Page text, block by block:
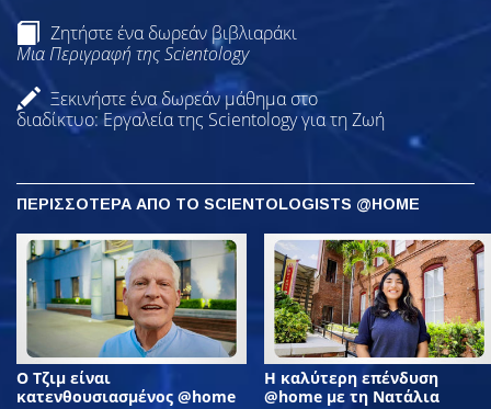
Ζητήστε ένα δωρεάν βιβλιαράκι
Μια Περιγραφή της Scientology
Ξεκινήστε ένα δωρεάν μάθημα στο
διαδίκτυο: Εργαλεία της Scientology για τη Ζωή
ΠΕΡΙΣΣΟΤΕΡΑ ΑΠΟ ΤΟ SCIENTOLOGISTS @HOME
Ο Τζιμ είναι
κατενθουσιασμένος @home
Η καλύτερη επένδυση
@home με τη Νατάλια